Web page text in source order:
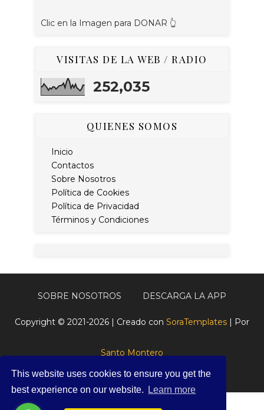
This website uses cookies to ensure you get the
best experience on our website.
Learn more
Clic en la Imagen para DONAR 👆
VISITAS DE LA WEB / RADIO
252,035
QUIENES SOMOS
Inicio
Contactos
Sobre Nosotros
Política de Cookies
Política de Privacidad
Términos y Condiciones
SOBRE NOSOTROS DESCARGA LA APP
Copyright © 2021-2026 | Creado con SoraTemplates | Por
Santo Montero